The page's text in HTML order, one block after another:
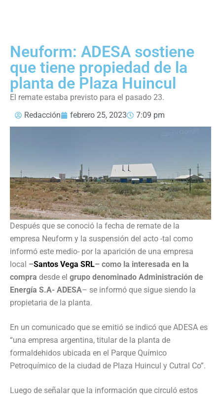
Neuform: ADESA sostiene
que tiene propiedad de la
planta de Plaza Huincul
El remate estaba previsto para el pasado 23.
Redacción
febrero 25, 2023 7:09 pm
Después que se conoció la fecha de remate de la
empresa Neuform y la suspensión del acto -tal como
informó este medio- por la aparición de una empresa
local –Santos Vega SRL– como la interesada en la
compra desde el grupo denominado Administración de
Energía S.A- ADESA– se informó que sigue siendo la
propietaria de la planta.
En un comunicado que se emitió se indicó que ADESA es
“una empresa argentina, titular de la planta de
formaldehidos ubicada en el Parque Químico
Petroquímico de la ciudad de Plaza Huincul y Cutral Co”.
Luego de señalar que la información que circuló estos